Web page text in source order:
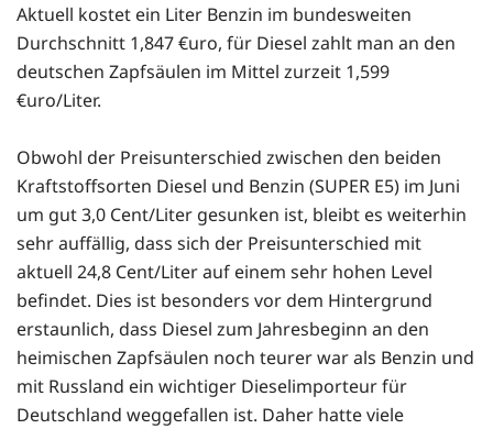
Aktuell kostet ein Liter Benzin im bundesweiten
Durchschnitt 1,847 €uro, für Diesel zahlt man an den
deutschen Zapfsäulen im Mittel zurzeit 1,599
€uro/Liter.
Obwohl der Preisunterschied zwischen den beiden
Kraftstoffsorten Diesel und Benzin (SUPER E5) im Juni
um gut 3,0 Cent/Liter gesunken ist, bleibt es weiterhin
sehr auffällig, dass sich der Preisunterschied mit
aktuell 24,8 Cent/Liter auf einem sehr hohen Level
befindet. Dies ist besonders vor dem Hintergrund
erstaunlich, dass Diesel zum Jahresbeginn an den
heimischen Zapfsäulen noch teurer war als Benzin und
mit Russland ein wichtiger Dieselimporteur für
Deutschland weggefallen ist. Daher hatte viele